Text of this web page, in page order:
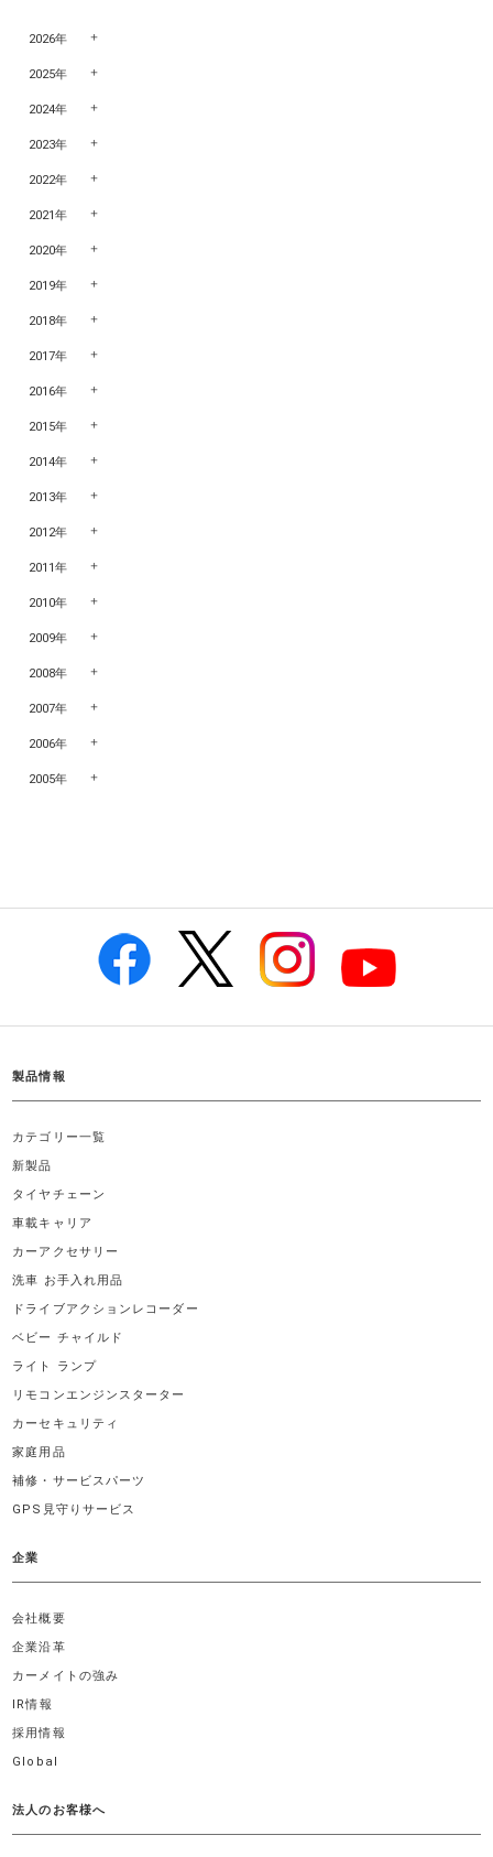
2026年
2025年
2024年
2023年
2022年
2021年
2020年
2019年
2018年
2017年
2016年
2015年
2014年
2013年
2012年
2011年
2010年
2009年
2008年
2007年
2006年
2005年
製品情報
カテゴリー一覧
新製品
タイヤチェーン
車載キャリア
カーアクセサリー
洗車 お手入れ用品
ドライブアクションレコーダー
ベビー チャイルド
ライト ランプ
リモコンエンジンスターター
カーセキュリティ
家庭用品
補修・サービスパーツ
GPS見守りサービス
企業
会社概要
企業沿革
カーメイトの強み
IR情報
採用情報
Global
法人のお客様へ